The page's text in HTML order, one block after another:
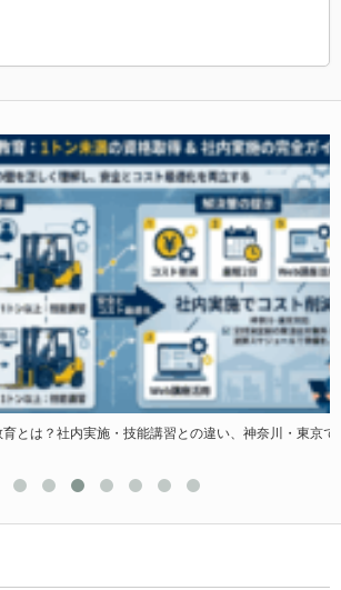
は？社内実施・技能講習との違い、神奈川・東京で